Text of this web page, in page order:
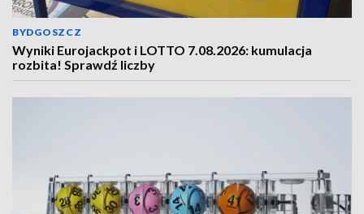
BYDGOSZCZ
Wyniki Eurojackpot i LOTTO 7.08.2026: kumulacja
rozbita! Sprawdź liczby